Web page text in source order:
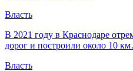
Власть
В 2021 году в Краснодаре
дорог и построили около 10
Власть